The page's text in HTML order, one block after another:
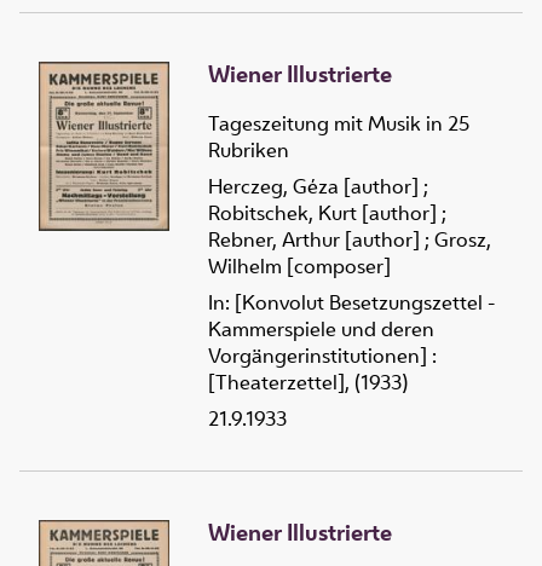
Wiener Illustrierte
Tageszeitung mit Musik in 25
Rubriken
Herczeg, Géza [author] ;
Robitschek, Kurt [author] ;
Rebner, Arthur [author] ; Grosz,
Wilhelm [composer]
In: [Konvolut Besetzungszettel -
Kammerspiele und deren
Vorgängerinstitutionen] :
[Theaterzettel], (1933)
21.9.1933
Wiener Illustrierte